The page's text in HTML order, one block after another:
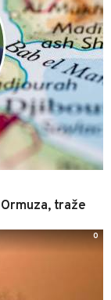
traže
0